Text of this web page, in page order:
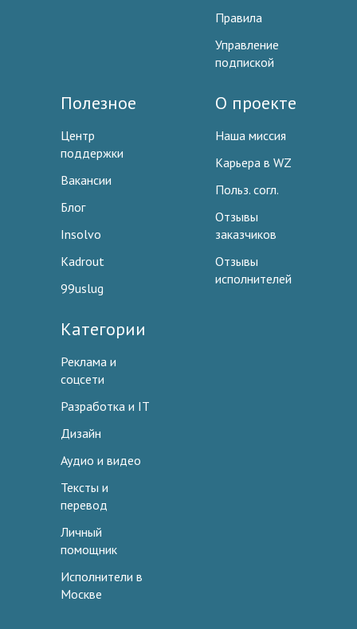
Правила
Управление
подпиской
Полезное
Центр
поддержки
Вакансии
Блог
Insolvo
Kadrout
99uslug
О проекте
Наша миссия
Карьера в WZ
Польз. согл.
Отзывы
заказчиков
Отзывы
исполнителей
Категории
Реклама и
соцсети
Разработка и IT
Дизайн
Аудио и видео
Тексты и
перевод
Личный
помощник
Исполнители в
Москве